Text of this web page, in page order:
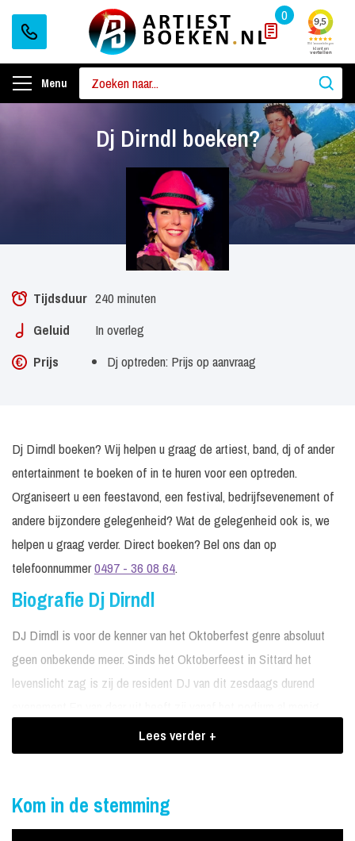
0
Menu
Dj Dirndl boeken?
Tijdsduur 240 minuten
Geluid
In overleg
Prijs
Dj optreden: Prijs op aanvraag
Dj Dirndl boeken? Wij helpen u graag de artiest, band, dj of ander
entertainment te boeken of in te huren voor een optreden.
Organiseert u een feestavond, een festival, bedrijfsevenement of
andere bijzondere gelegenheid? Wat de gelegenheid ook is, we
helpen u graag verder. Direct boeken? Bel ons dan op
telefoonnummer0497 - 36 08 64.
Biografie Dj Dirndl
DJ Dirndl is voor de kenner van het Oktoberfest genre absoluut
geen onbekende meer. Sinds het Oktoberfeest in Sittard het
levenslicht zag is zij de resident DJ van dit zesdaags durend
Boekingen Dj Dirndl
Als absolute kenner van de Duitstalige muziek staat zij dan ook
bekend als "got-to-have dj". Van Kult-Schlager tot Neue Deutsche
Lees verder +
Kom in de stemming